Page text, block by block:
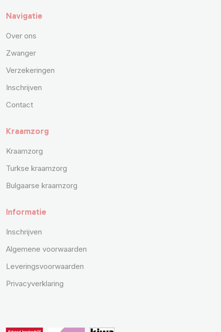
Navigatie
Over ons
Zwanger
Verzekeringen
Inschrijven
Contact
Kraamzorg
Kraamzorg
Turkse kraamzorg
Bulgaarse kraamzorg
Informatie
Inschrijven
Algemene voorwaarden
Leveringsvoorwaarden
Privacyverklaring